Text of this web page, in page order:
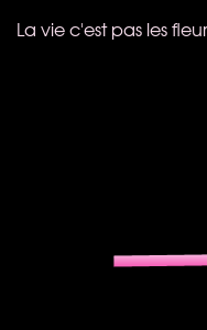
La vie c'est pas les